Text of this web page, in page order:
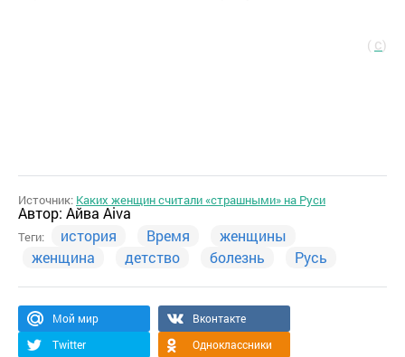
( с)
Источник: Каких женщин считали «страшными» на Руси
Автор: Айва Aiva
Теги: история Время
женщины
женщина
детство болезнь Русь
Мой мир
Вконтакте
Twitter
Одноклассники